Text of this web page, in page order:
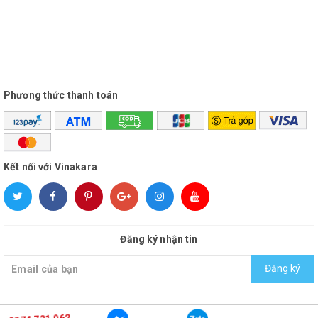
Phương thức thanh toán
Kết nối với Vinakara
Đăng ký nhận tin
Đăng ký